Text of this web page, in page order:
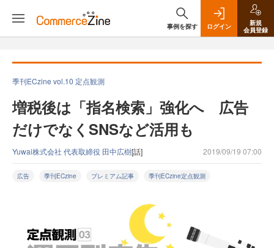
事例を探す ログイン
新規
会員登録
季刊ECzine vol.10 定点観測
増税後は「指名検索」強化へ 広告
だけでなくSNSなど活用も
Yuwai株式会社 代表取締役 田中広樹[話] 2019/09/19 07:00
広告 季刊ECzine プレミアム記事 季刊ECzine定点観測